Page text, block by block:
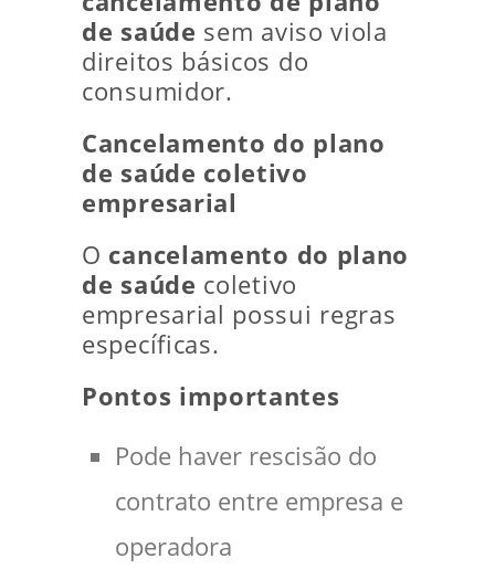
de saúde sem aviso viola
direitos básicos do
consumidor.
Cancelamento do plano
de saúde coletivo
empresarial
O cancelamento do plano
de saúde coletivo
empresarial possui regras
específicas.
Pontos importantes
Pode haver rescisão do
contrato entre empresa e
operadora